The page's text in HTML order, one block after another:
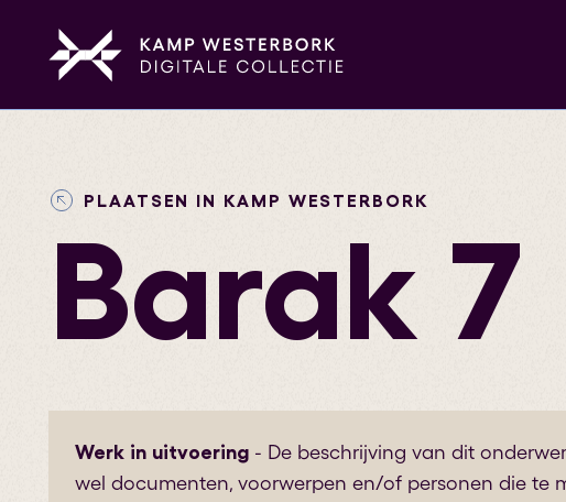
PLAATSEN IN KAMP WESTERBORK
Barak 7
Werk in uitvoering - De beschrijving van dit
wel documenten, voorwerpen en/of personen die te